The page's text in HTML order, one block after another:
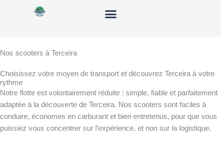
Nos scooters à Terceira
Choisissez votre moyen de transport et découvrez Terceira à votre
rythme
Notre flotte est volontairement réduite : simple, fiable et parfaitement
adaptée à la découverte de Terceira. Nos scooters sont faciles à
conduire, économes en carburant et bien entretenus, pour que vous
puissiez vous concentrer sur l’expérience, et non sur la logistique.